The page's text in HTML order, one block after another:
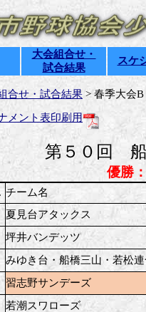
大会組合せ・
試合結果
スケ
合せ・試合結果 > 春季大会
メント表印刷用
第５０回 船
優勝
チーム名
夏見台アタックス
坪井バンデッツ
みゆき台・船橋三山・若松連
習志野サンデーズ
若潮スワローズ